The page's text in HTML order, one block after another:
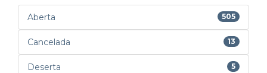
Aberta 505
Cancelada 13
Deserta 5